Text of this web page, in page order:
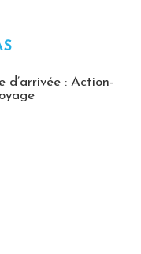
d’arrivée : Action-